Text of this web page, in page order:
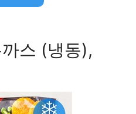
스 (냉동),